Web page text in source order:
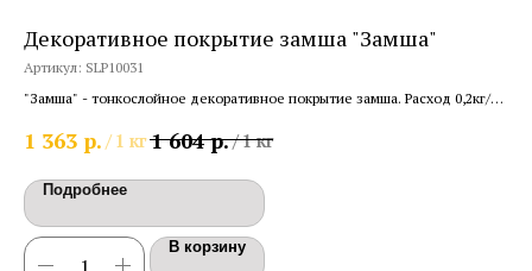
Декоративное покрытие замша "Замша"
Артикул: SLP10031
"Замша" - тонкослойное декоративное покрытие замша. Расход 0,2кг/
1 363 р. / 1 кг1 604 р./1 кг
Подробнее
В корзину